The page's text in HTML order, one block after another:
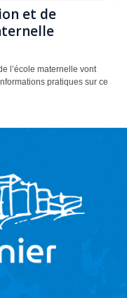
et de
l’école maternelle vont
pratiques sur ce